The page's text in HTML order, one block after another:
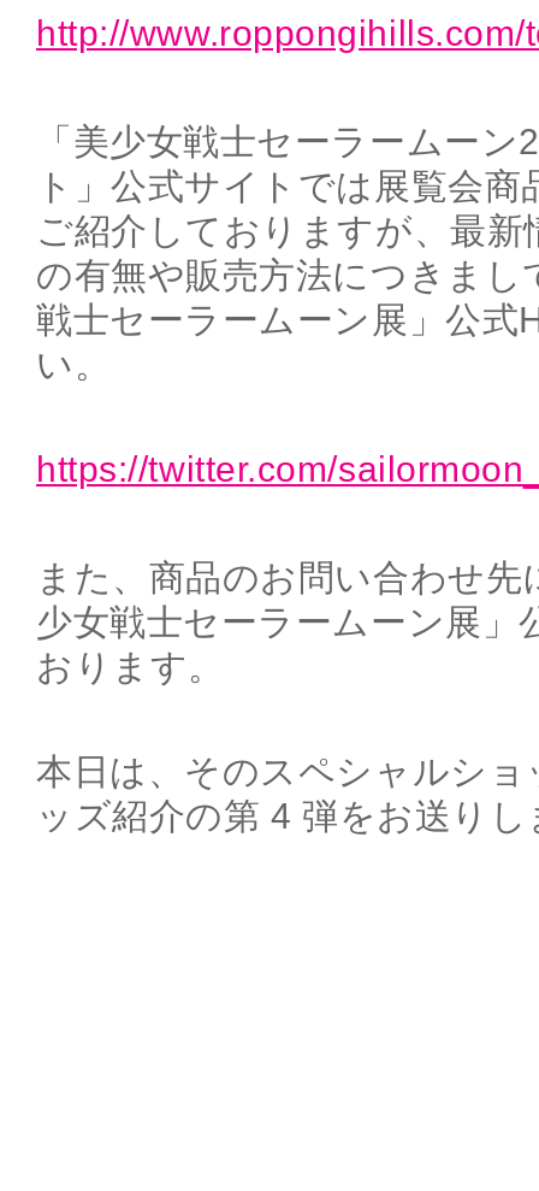
http://
「美少女戦士セーラームー
ト」公式サイトでは展覧会
ご紹介しておりますが、最新
の有無や販売方法につきまし
戦士セーラームーン展」公式
い。
https://twitter.com/
また、商品のお問い合わせ
少女戦士セーラームーン展」
おります。
本日は、そのスペシャルシ
ッズ紹介の第 4 弾をお送りし